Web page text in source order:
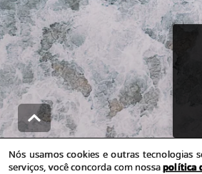
Nós usamos cookies e outras tecnologias
serviços, você concorda com nossapolítica